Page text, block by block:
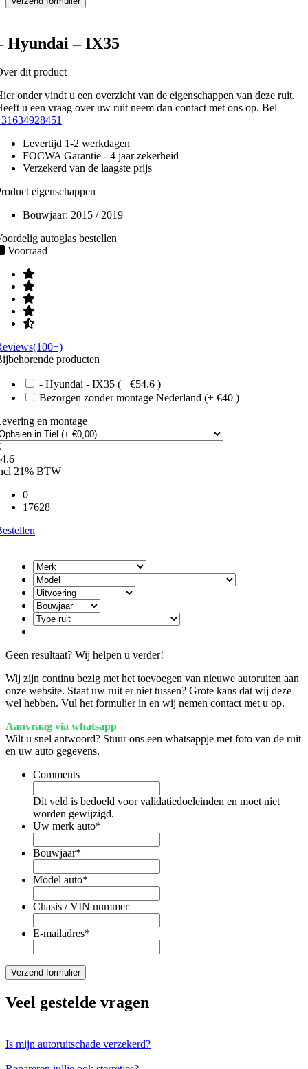
Hyundai – IX35
dit product
onder vindt u een overzicht van de eigenschappen van deze ruit.
u een vraag over uw ruit neem dan contact met ons op. Bel
Levertijd 1-2 werkdagen
FOCWA Garantie - 4 jaar zekerheid
Verzekerd van de laagste prijs
eigenschappen
Bouwjaar: 2015 / 2019
autoglas bestellen
Voorraad
producten
- Hyundai - IX35 (+ €54.6 )
Bezorgen zonder montage Nederland (+ €40 )
en montage
21% BTW
0
17628
Geen resultaat? Wij helpen u verder!
Wij zijn continu bezig met het toevoegen van nieuwe autoruiten aan
onze website. Staat uw ruit er niet tussen? Grote kans dat wij deze
wel hebben. Vul het formulier in en wij nemen contact met u op.
Aanvraag via whatsapp
Wilt u snel antwoord? Stuur ons een whatsappje met foto van de ruit
en uw auto gegevens.
Comments
Dit veld is bedoeld voor validatiedoeleinden en moet niet
worden gewijzigd.
Uw merk auto*
Bouwjaar*
Model auto*
Chasis / VIN nummer
E-mailadres*
Veel gestelde vragen
Is mijn autoruitschade verzekerd?